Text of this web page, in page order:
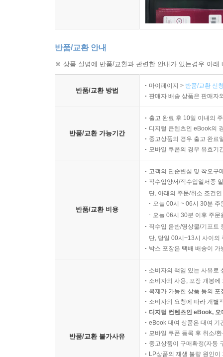
반품/교환 안내
※ 상품 설명에 반품/교환과 관련한 안내가 있는경우 아
반품/교환 방법
마이페이지 > 반품/교환 신
판매자 배송 상품은 판매자
반품/교환 가능기간
출고 완료 후 10일 이내의
디지털 콘텐츠인 eBook의
중고상품의 경우 출고 완료
모바일 쿠폰의 경우 유효기
반품/교환 비용
고객의 단순변심 및 착오구
직수입양서/직수입일서중
단, 아래의 주문/취소 조건
오늘 00시 ~ 06시 30분
오늘 06시 30분 이후 주
직수입 음반/영상물/기프트
단, 당일 00시~13시 사이의
박스 포장은 택배 배송이
반품/교환 불가사유
소비자의 책임 있는 사유로
소비자의 사용, 포장 개봉
복제가 가능한 상품 등의
소비자의 요청에 따라 개별
디지털 컨텐츠인 eBook,
eBook 대여 상품은 대여 기
모바일 쿠폰 등록 후 취소/
중고상품이 구매확정(자동
LP상품의 재생 불량 원인